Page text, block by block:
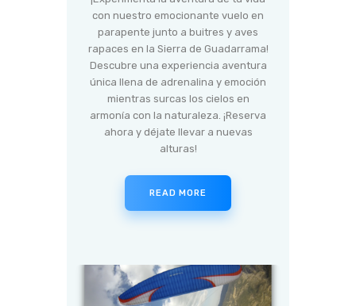
con nuestro emocionante vuelo en
parapente junto a buitres y aves
rapaces en la Sierra de Guadarrama!
Descubre una experiencia aventura
única llena de adrenalina y emoción
mientras surcas los cielos en
armonía con la naturaleza. ¡Reserva
ahora y déjate llevar a nuevas
alturas!
READ MORE